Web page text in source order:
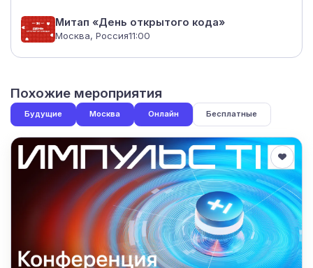
Митап «День открытого кода»
Москва, Россия11:00
Похожие мероприятия
Будущие Москва Онлайн Бесплатные